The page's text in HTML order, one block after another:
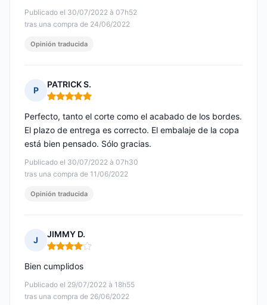
Publicado el 30/07/2022 à 07h52
tras una compra de 24/06/2022
Opinión traducida
P
PATRICK S.
Nota: 5 de 5
Publicado el 30/07/2022 à 07h30
tras una compra de 11/06/2022
Perfecto, tanto el corte como el acabado de los bordes.
El plazo de entrega es correcto. El embalaje de la copa
está bien pensado. Sólo gracias.
Opinión traducida
J
JIMMY D.
Nota: 4 de 5
Publicado el 29/07/2022 à 18h55
tras una compra de 26/06/2022
Bien cumplidos